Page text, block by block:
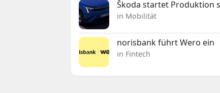
Škoda startet Produktion
in Mobilität
norisbank führt Wero ein
in Fintech